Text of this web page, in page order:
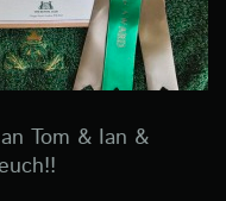
Tom & Ian &